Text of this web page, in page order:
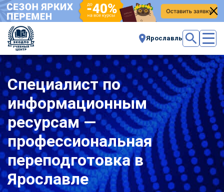
Ярославль
Специалист по
информационным
ресурсам —
профессиональная
переподготовка в
Ярославле